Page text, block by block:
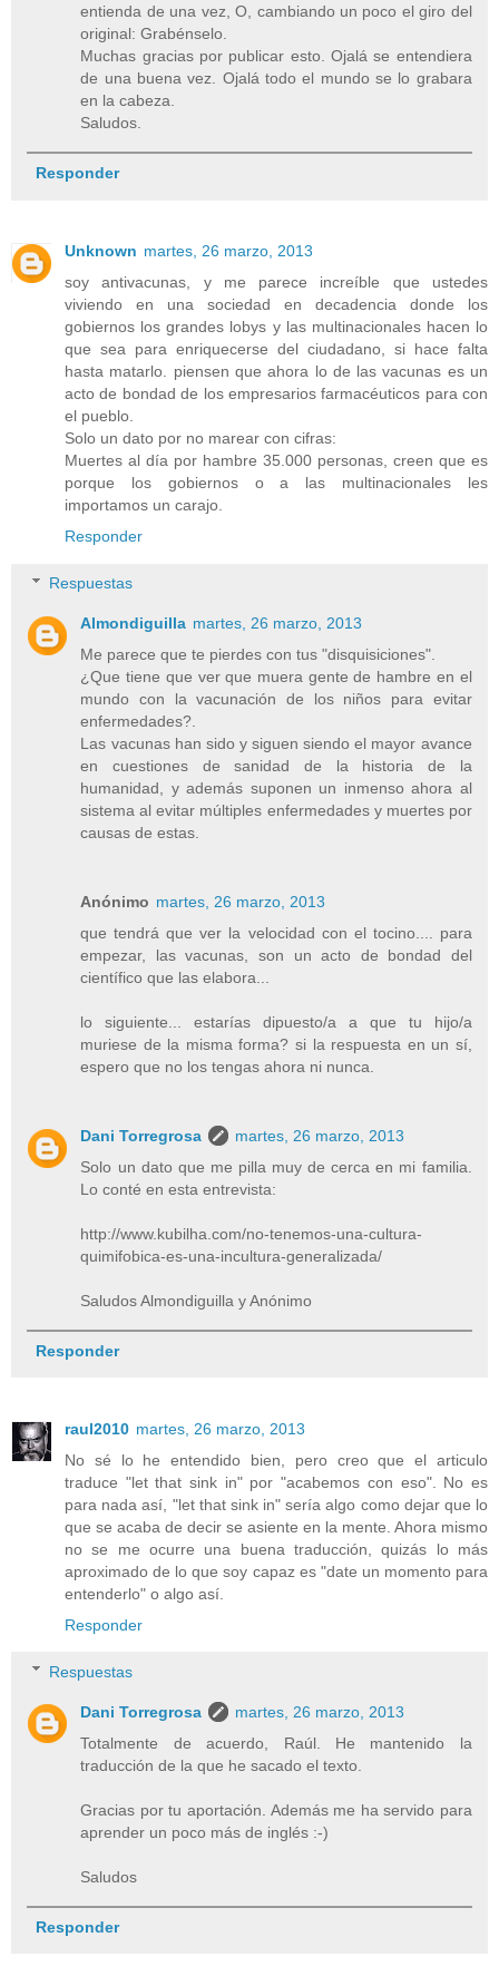
entienda de una vez, O, cambiando un poco el giro del
original: Grabénselo.
Muchas gracias por publicar esto. Ojalá se entendiera
de una buena vez. Ojalá todo el mundo se lo grabara
en la cabeza.
Saludos.
Responder
Unknown martes, 26 marzo, 2013
soy antivacunas, y me parece increíble que ustedes
viviendo en una sociedad en decadencia donde los
gobiernos los grandes lobys y las multinacionales hacen lo
que sea para enriquecerse del ciudadano, si hace falta
hasta matarlo. piensen que ahora lo de las vacunas es un
acto de bondad de los empresarios farmacéuticos para con
el pueblo.
Solo un dato por no marear con cifras:
Muertes al día por hambre 35.000 personas, creen que es
porque los gobiernos o a las multinacionales les
importamos un carajo.
Responder
Respuestas
Almondiguilla martes, 26 marzo, 2013
Me parece que te pierdes con tus "disquisiciones".
¿Que tiene que ver que muera gente de hambre en el
mundo con la vacunación de los niños para evitar
enfermedades?.
Las vacunas han sido y siguen siendo el mayor avance
en cuestiones de sanidad de la historia de la
humanidad, y además suponen un inmenso ahora al
sistema al evitar múltiples enfermedades y muertes por
causas de estas.
Anónimo martes, 26 marzo, 2013
que tendrá que ver la velocidad con el tocino.... para
empezar, las vacunas, son un acto de bondad del
científico que las elabora...
lo siguiente... estarías dipuesto/a a que tu hijo/a
muriese de la misma forma? si la respuesta en un sí,
espero que no los tengas ahora ni nunca.
Dani Torregrosa
martes, 26 marzo, 2013
Solo un dato que me pilla muy de cerca en mi familia.
Lo conté en esta entrevista:
http://www.kubilha.com/no-tenemos-una-cultura-
quimifobica-es-una-incultura-generalizada/
Saludos Almondiguilla y Anónimo
Responder
raul2010 martes, 26 marzo, 2013
No sé lo he entendido bien, pero creo que el articulo
traduce "let that sink in" por "acabemos con eso". No es
para nada así, "let that sink in" sería algo como dejar que lo
que se acaba de decir se asiente en la mente. Ahora mismo
no se me ocurre una buena traducción, quizás lo más
aproximado de lo que soy capaz es "date un momento para
entenderlo" o algo así.
Responder
Respuestas
Dani Torregrosa
martes, 26 marzo, 2013
Totalmente de acuerdo, Raúl. He mantenido la
traducción de la que he sacado el texto.
Gracias por tu aportación. Además me ha servido para
aprender un poco más de inglés :-)
Saludos
Responder